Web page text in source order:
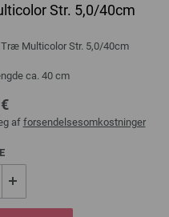
Str. 5,0/40cm
Træ Multicolor Str. 5,0/40cm
ca. 40 cm
af forsendelsesomkostninger